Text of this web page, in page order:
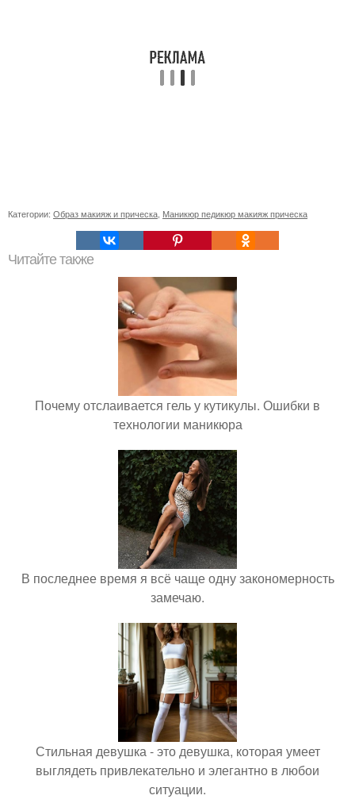
Категории: Образ макияж и прическа Маникюр педикюр макияж прическа
Читайте также
Почему отслаивается гель у кутикулы. Ошибки в
технологии маникюра
В последнее время я всё чаще одну закономерность
замечаю.
Стильная девушка - это девушка, которая умеет
выглядеть привлекательно и элегантно в любои
ситуации.